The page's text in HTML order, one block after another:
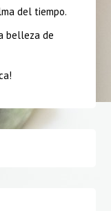
del tiempo.
belleza de